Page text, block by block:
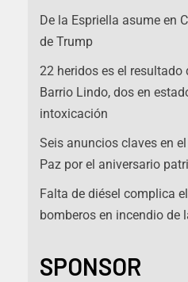
De la Espriella asume en
de Trump
22 heridos es el
Barrio Lindo, dos en
intoxicación
Seis anuncios claves en
Paz por el aniversario
Falta de diésel complica
bomberos en incendio de
SPONSOR